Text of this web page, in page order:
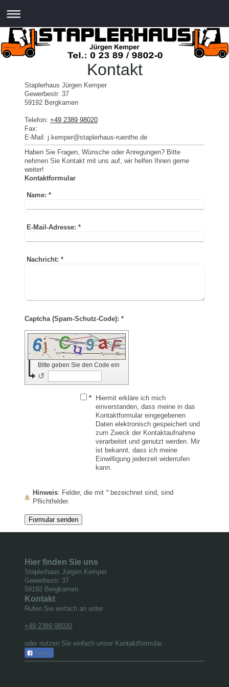
Kontakt
Staplerhaus Jürgen Kemper
Gewerbestr. 37
59192 Bergkamen
Telefon: +49 2389 98020
Fax:
E-Mail: j.kemper@staplerhaus-ruenthe.de
Haben Sie Fragen, Wünsche oder Anregungen? Bitte
nehmen Sie Kontakt mit uns auf, wir helfen Ihnen gerne
weiter!
Kontaktformular
Name: *
E-Mail-Adresse: *
Nachricht: *
Captcha (Spam-Schutz-Code): *
Bitte geben Sie den Code ein
↺
*
Hiermit erkläre ich mich
einverstanden, dass meine in das
Kontaktformular eingegebenen
Daten elektronisch gespeichert und
zum Zweck der Kontaktaufnahme
verarbeitet und genutzt werden. Mir
ist bekannt, dass ich meine
Einwilligung jederzeit widerrufen
kann.
Hinweis : Felder, die mit *bezeichnet sind, sind
Pflichtfelder.
Hier finden Sie uns
Staplerhaus Jürgen Kemper
Gewerbestr. 37
59192 Bergkamen
Kontakt
Rufen Sie einfach an unter
+49 2389 98020
oder nutzen Sie einfach unser Kontaktformular.
Teilen